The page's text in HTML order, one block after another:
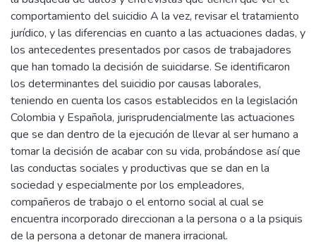
comportamiento del suicidio A la vez, revisar el tratamiento
jurídico, y las diferencias en cuanto a las actuaciones dadas, y
los antecedentes presentados por casos de trabajadores
que han tomado la decisión de suicidarse. Se identificaron
los determinantes del suicidio por causas laborales,
teniendo en cuenta los casos establecidos en la legislación
Colombia y Española, jurisprudencialmente las actuaciones
que se dan dentro de la ejecución de llevar al ser humano a
tomar la decisión de acabar con su vida, probándose así que
las conductas sociales y productivas que se dan en la
sociedad y especialmente por los empleadores,
compañeros de trabajo o el entorno social al cual se
encuentra incorporado direccionan a la persona o a la psiquis
de la persona a detonar de manera irracional.